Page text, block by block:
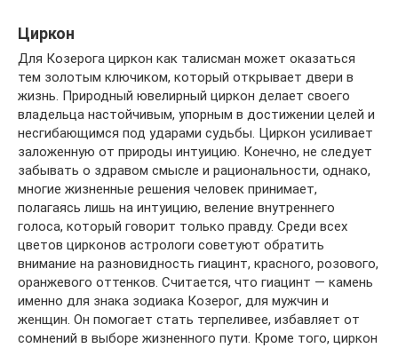
Циркон
Для Козерога циркон как талисман может оказаться
тем золотым ключиком, который открывает двери в
жизнь. Природный ювелирный циркон делает своего
владельца настойчивым, упорным в достижении целей и
несгибающимся под ударами судьбы. Циркон усиливает
заложенную от природы интуицию. Конечно, не следует
забывать о здравом смысле и рациональности, однако,
многие жизненные решения человек принимает,
полагаясь лишь на интуицию, веление внутреннего
голоса, который говорит только правду. Среди всех
цветов цирконов астрологи советуют обратить
внимание на разновидность гиацинт, красного, розового,
оранжевого оттенков. Считается, что гиацинт — камень
именно для знака зодиака Козерог, для мужчин и
женщин. Он помогает стать терпеливее, избавляет от
сомнений в выборе жизненного пути. Кроме того, циркон